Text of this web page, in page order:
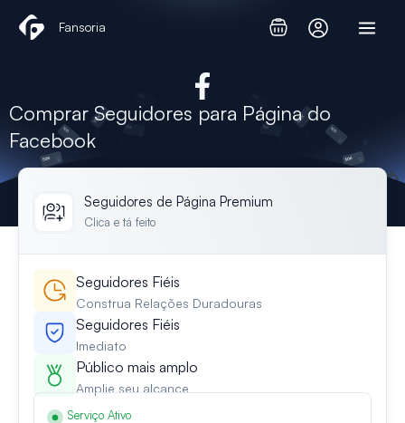
Fansoria
Comprar Seguidores para Página do
Facebook
Seguidores de Página Premium
Clica e tá feito
Seguidores Fiéis
Construa Relações Duradouras
Seguidores Fiéis
Imediato
Público mais amplo
Amplie seu alcance
Serviço Ativo